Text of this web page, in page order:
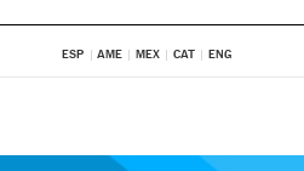
ESP AME MEX CAT ENG